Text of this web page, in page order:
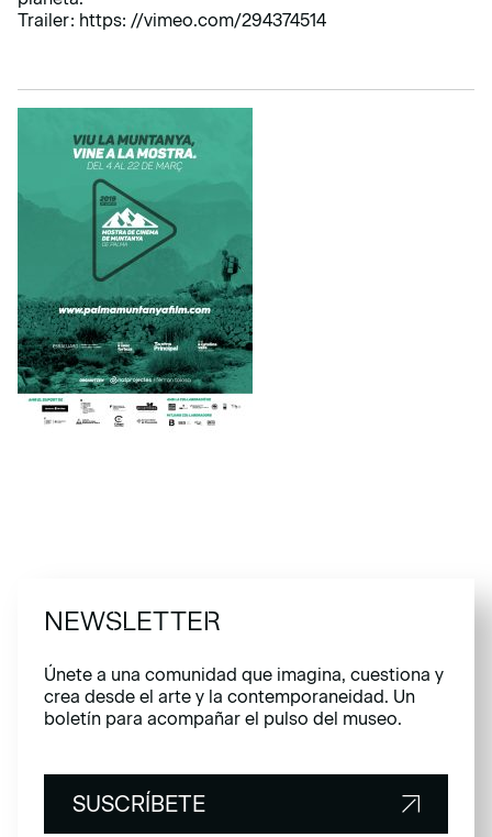
Trailer: https: //vimeo.com/294374514
NEWSLETTER
Únete a una comunidad que imagina, cuestiona y
crea desde el arte y la contemporaneidad. Un
boletín para acompañar el pulso del museo.
SUSCRÍBETE